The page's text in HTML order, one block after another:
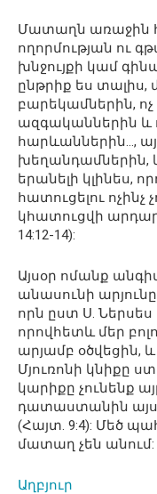
Մատաղն առաջին
ողորմության ու
խնջույքի կամ
ընթրիք ես տալիս,
բարեկամներին, ոչ
ազգականներին և
հարևաններին…,
խեղանդամներին,
երանելի կլինես,
հատուցելու
կհատուցվի
14:12-14):
Այսօր ոմանք
անասունի
որն ըստ Ս. Ներսես
որովհետև մեր
արյամբ օծվեցին,
Մյուռոնի կնիքը
կարիքը չունենք
դատաստանին այս
(Հայտ. 9:4): Մեծ
մատաղ չեն անում:
Աղբյուր